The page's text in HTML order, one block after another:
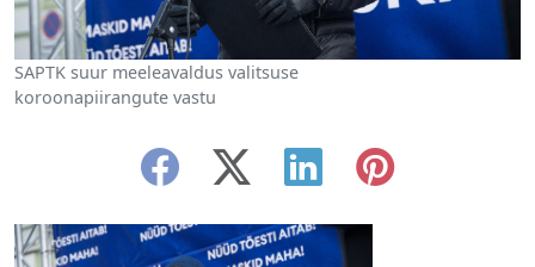
SAPTK suur meeleavaldus valitsuse
koroonapiirangute vastu